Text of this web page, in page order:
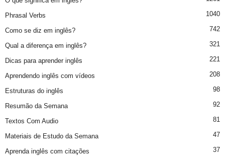
Phrasal Verbs 1040
Como se diz em inglês? 742
Qual a diferença em inglês? 321
Dicas para aprender inglês 221
Aprendendo inglês com vídeos 208
Estruturas do inglês 98
Resumão da Semana 92
Textos Com Audio 81
Materiais de Estudo da Semana 47
Aprenda inglês com citações 37